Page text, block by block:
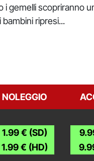
gemelli scopriranno
ripresi...
NOLEGGIO
1.99 € (SD)
1.99 € (HD)